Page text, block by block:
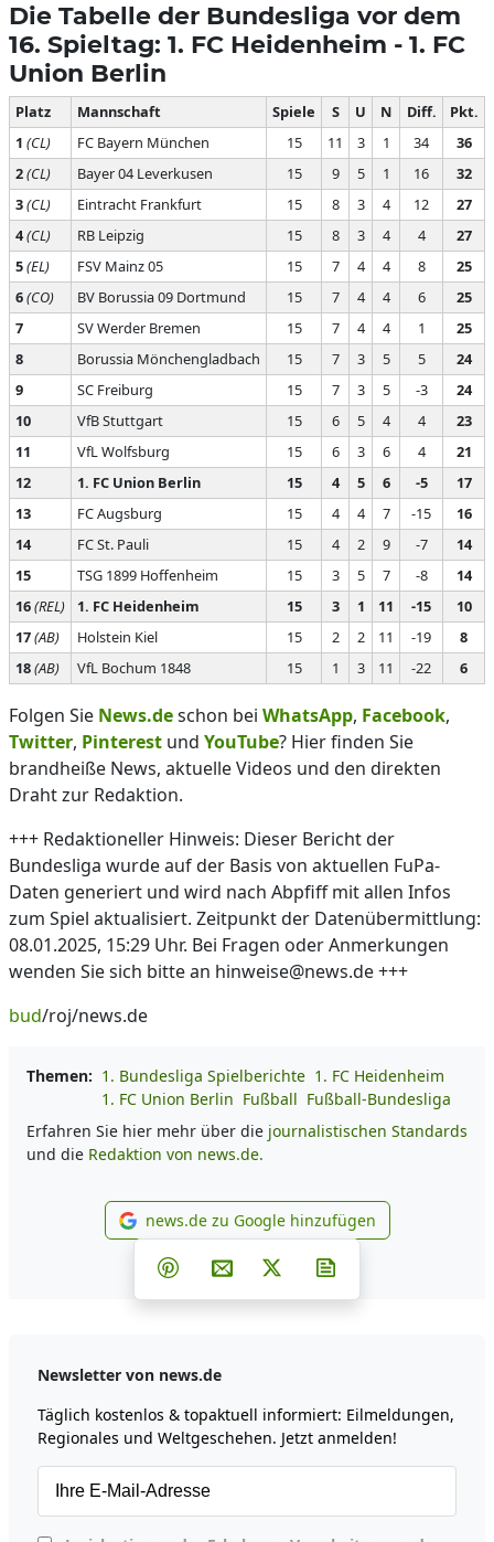
Die Tabelle der Bundesliga vor dem
16. Spieltag: 1. FC Heidenheim - 1. FC
Union Berlin
Platz Mannschaft Spiele S U N Diff.
Pkt.
1 (CL) FC Bayern München 15 11 3 1 34
36
2(CL) Bayer 04 Leverkusen 15 9 5 1 16
32
3(CL) Eintracht Frankfurt 15 8 3 4 12
27
4(CL) RB Leipzig 15 8 3 4 4
27
5(EL) FSV Mainz 05 15 7 4 4 8
25
6(CO) BV Borussia 09 Dortmund 15 7 4 4 6
25
7
SV Werder Bremen 15 7 4 4 1
25
8
Borussia Mönchengladbach 15 7 3 5 5
24
9
SC Freiburg 15 7 3 5 -3
24
10
VfB Stuttgart 15 6 5 4 4
23
11
VfL Wolfsburg 15 6 3 6 4
21
12
1. FC Union Berlin 15 4 5 6 -5
17
13
FC Augsburg 15 4 4 7 -15
16
14
FC St. Pauli 15 4 2 9 -7
14
15
TSG 1899 Hoffenheim 15 3 5 7 -8
14
16(REL) 1. FC Heidenheim 15 3 1 11 -15
10
17(AB) Holstein Kiel 15 2 2 11 -19
8
18(AB) VfL Bochum 1848 15 1 3 11 -22 6
Folgen Sie News.deschon bei WhatsApp, Facebook,
Twitter, Pinterest und YouTube? Hier finden Sie
brandheiße News, aktuelle Videos und den direkten
Draht zur Redaktion.
+++ Redaktioneller Hinweis: Dieser Bericht der
Bundesliga wurde auf der Basis von aktuellen FuPa-
Daten generiert und wird nach Abpfiff mit allen Infos
zum Spiel aktualisiert. Zeitpunkt der Datenübermittlung:
08.01.2025, 15:29 Uhr. Bei Fragen oder Anmerkungen
wenden Sie sich bitte an hinweise@news.de +++
bud/roj/news.de
Themen: 1. Bundesliga Spielberichte 1. FC Heidenheim
1. FC Union Berlin Fußball Fußball-Bundesliga
Erfahren Sie hier mehr über die journalistischen Standards
und die Redaktion von news.de.
news.de zu Google
news.de zu Google hinzufügen
Teilen auf Facebook
Teilen auf Whatsapp
Teilen auf Telegram
Teilen auf Pinterest
Per E-Mail teilen
Post auf X
Newsletter von news.de
Täglich kostenlos & topaktuell informiert: Eilmeldungen,
Regionales und Weltgeschehen. Jetzt anmelden!